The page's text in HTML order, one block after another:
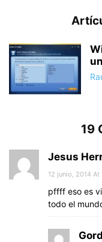
19
Jesus
12 junio, 2014 At
pffff eso es
todo el